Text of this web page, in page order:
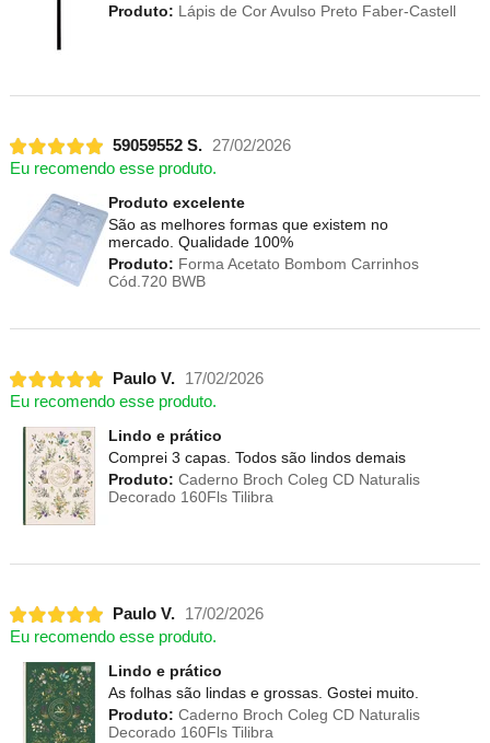
Produto: Lápis de Cor Avulso Preto Faber-Castell
59059552 S.
27/02/2026
Eu recomendo esse produto.
Produto excelente
São as melhores formas que existem no
mercado. Qualidade 100%
Produto: Forma Acetato Bombom Carrinhos
Cód.720 BWB
Paulo V.
17/02/2026
Eu recomendo esse produto.
Lindo e prático
Comprei 3 capas. Todos são lindos demais
Produto: Caderno Broch Coleg CD Naturalis
Decorado 160Fls Tilibra
Paulo V.
17/02/2026
Eu recomendo esse produto.
Lindo e prático
As folhas são lindas e grossas. Gostei muito.
Produto: Caderno Broch Coleg CD Naturalis
Decorado 160Fls Tilibra